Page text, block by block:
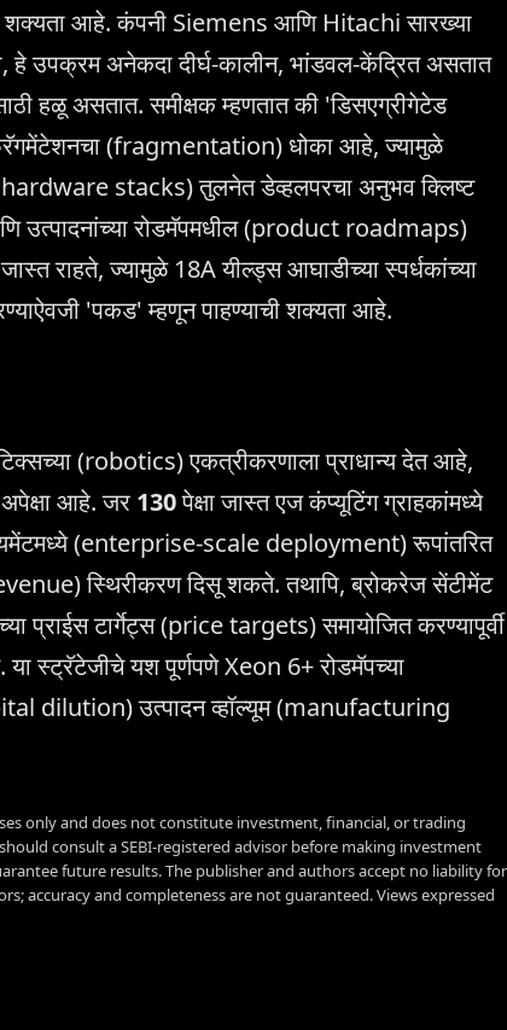
शक्यता आहे. कंपनी Siemens आणि Hitachi सारख्या
हे उपक्रम अनेकदा दीर्घ-कालीन, भांडवल-केंद्रित असतात
हळू असतात. समीक्षक म्हणतात की 'डिसएग्रीगेटेड
(fragmentation) धोका आहे, ज्यामुळे
hardware stacks) तुलनेत डेव्हलपरचा अनुभव क्लिष्ट
उत्पादनांच्या रोडमॅपमधील (product roadmaps)
राहते, ज्यामुळे 18A यील्ड्स आघाडीच्या स्पर्धकांच्या
'पकड' म्हणून पाहण्याची शक्यता आहे.
(robotics) एकत्रीकरणाला प्राधान्य देत आहे,
आहे. जर 130पेक्षा जास्त एज कंप्यूटिंग ग्राहकांमध्ये
(enterprise-scale deployment) रूपांतरित
स्थिरीकरण दिसू शकते. तथापि, ब्रोकरेज सेंटीमेंट
टार्गेट्स (price targets) समायोजित करण्यापूर्वी
या स्ट्रॅटेजीचे यश पूर्णपणे Xeon 6+ रोडमॅपच्या
dilution) उत्पादन व्हॉल्यूम (manufacturing
only and does not constitute investment, financial, or trading
consult a SEBI-registered advisor before making investment
future results. The publisher and authors accept no liability for
accuracy and completeness are not guaranteed. Views expressed